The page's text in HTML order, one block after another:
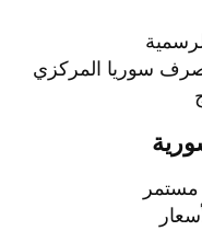
سوريا المركزي